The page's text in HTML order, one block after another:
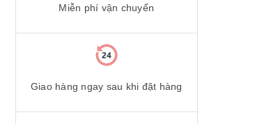
Miễn phí vận chuyển
Giao hàng ngay sau khi đặt hàng